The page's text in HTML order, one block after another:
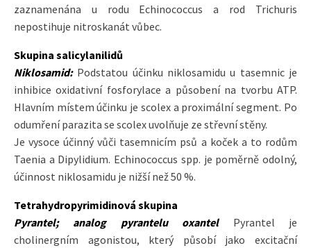
zaznamenána u rodu Echinococcus a rod Trichuris
nepostihuje nitroskanát vůbec.
Skupina salicylanilidů
Niklosamid:Podstatou účinku niklosamidu u tasemnic je
inhibice oxidativní fosforylace a působení na tvorbu ATP.
Hlavním místem účinku je scolex a proximální segment. Po
odumření parazita se scolex uvolňuje ze střevní stěny.
Je vysoce účinný vůči tasemnicím psů a koček a to rodům
Taenia a Dipylidium. Echinococcus spp. je poměrně odolný,
účinnost niklosamidu je nižší než 50 %.
Tetrahydropyrimidinová skupina
Pyrantel; analog pyrantelu oxantelPyrantel je
cholinergním agonistou, který působí jako excitační